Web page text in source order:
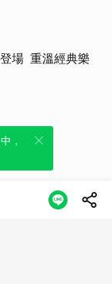
場 重溫經典樂
，